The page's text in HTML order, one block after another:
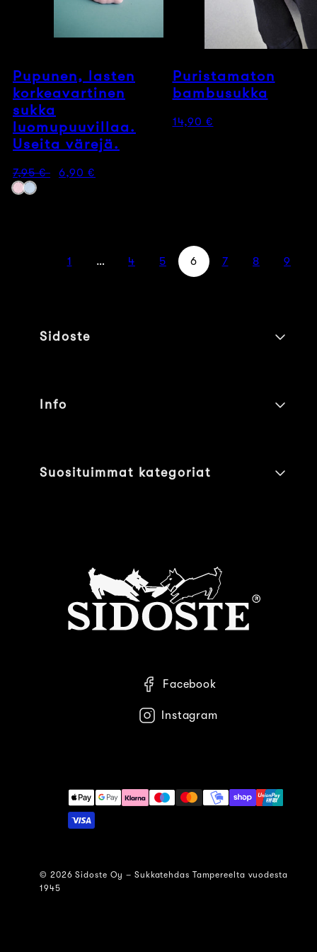
Pupunen, lasten
korkeavartinen
sukka
luomupuuvillaa.
Useita värejä.
Normaalihinta
7,95 € Myyntihinta
6,90 €
Saatavilla
Vaaleanpunainen
Vaaleansininen
Puristamaton
bambusukka
Normaalihinta
14,90 €
1 … 4 5 6 7 8 9
Sidoste
Info
Suosituimmat kategoriat
Facebook
Instagram
Maksutavat
© 2026 Sidoste Oy – Sukkatehdas Tampereelta vuodesta
1945